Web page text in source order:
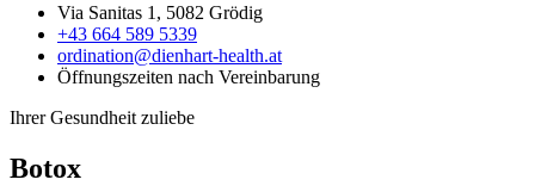
Via Sanitas 1, 5082 Grödig
+43 664 589 5339
ordination@dienhart-health.at
Öffnungszeiten nach Vereinbarung
Ihrer Gesundheit zuliebe
Botox